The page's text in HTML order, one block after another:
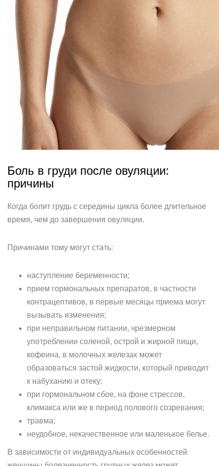
Боль в груди после овуляции:
причины
Когда болит грудь с середины цикла более длительное
время, чем до завершения овуляции.
Причинами тому могут стать:
наступление беременности;
прием гормональных препаратов, в частности
контрацептивов, в первые месяцы приема могут
вызывать изменения;
при неправильном питании, чрезмерном
употреблении соленой, острой и жирной пищи,
кофеина, в молочных железах может
образоваться застой жидкости, который приводит
к набуханию и отеку;
при гормональном сбое, на фоне стрессов,
климакса или же в период полового созревания;
травма;
неудобное, некачественное или маленькое белье.
В зависимости от индивидуальных особенностей